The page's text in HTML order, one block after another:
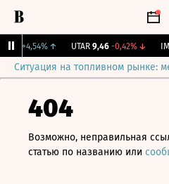
+4,54%↑ UTAR 9,46 -0,42%↓
Ситуация на топливном рынке:
404
Возможно, неправильная
статью по названию или